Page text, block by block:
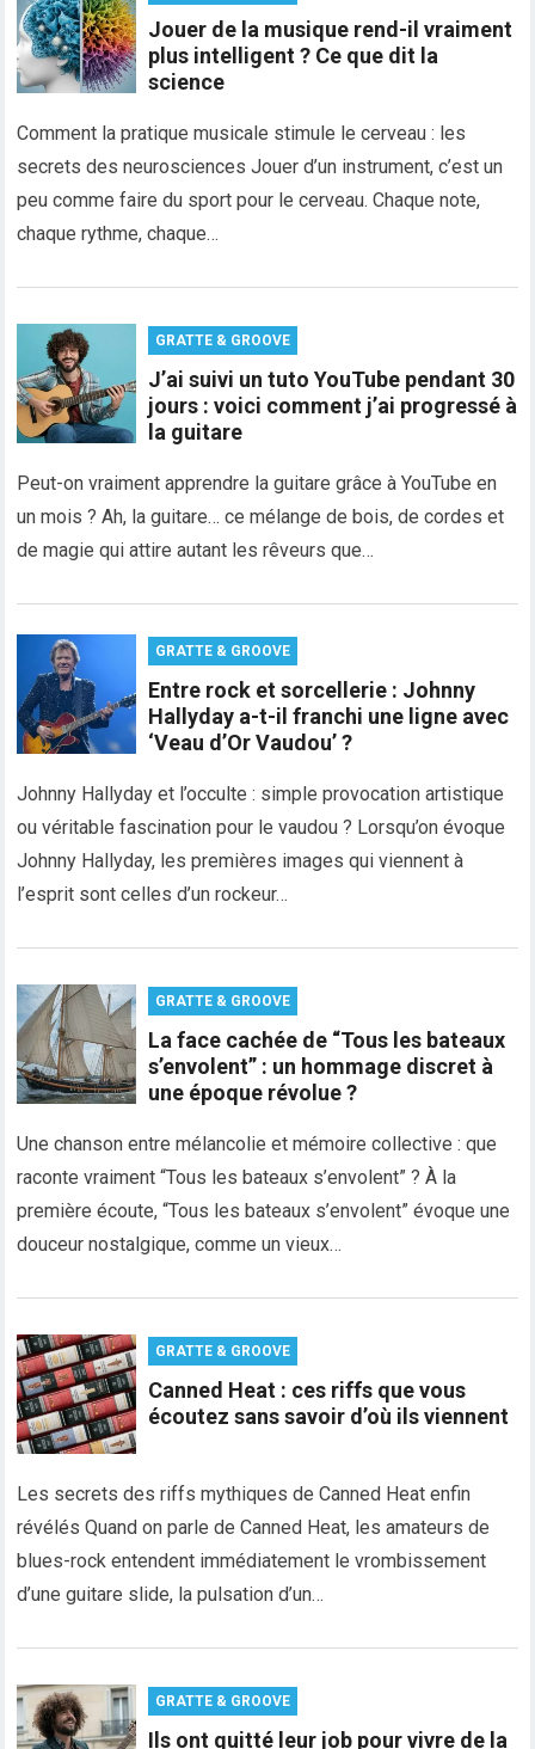
Jouer de la musique rend-il vraiment
plus intelligent ? Ce que dit la
science
Comment la pratique musicale stimule le cerveau : les
secrets des neurosciences Jouer d’un instrument, c’est un
peu comme faire du sport pour le cerveau. Chaque note,
chaque rythme, chaque…
GRATTE & GROOVE
J’ai suivi un tuto YouTube pendant 30
jours : voici comment j’ai progressé à
la guitare
Peut-on vraiment apprendre la guitare grâce à YouTube en
un mois ? Ah, la guitare… ce mélange de bois, de cordes et
de magie qui attire autant les rêveurs que…
GRATTE & GROOVE
Entre rock et sorcellerie : Johnny
Hallyday a-t-il franchi une ligne avec
‘Veau d’Or Vaudou’ ?
Johnny Hallyday et l’occulte : simple provocation artistique
ou véritable fascination pour le vaudou ? Lorsqu’on évoque
Johnny Hallyday, les premières images qui viennent à
l’esprit sont celles d’un rockeur…
GRATTE & GROOVE
La face cachée de “Tous les bateaux
s’envolent” : un hommage discret à
une époque révolue ?
Une chanson entre mélancolie et mémoire collective : que
raconte vraiment “Tous les bateaux s’envolent” ? À la
première écoute, “Tous les bateaux s’envolent” évoque une
douceur nostalgique, comme un vieux…
GRATTE & GROOVE
Canned Heat : ces riffs que vous
écoutez sans savoir d’où ils viennent
Les secrets des riffs mythiques de Canned Heat enfin
révélés Quand on parle de Canned Heat, les amateurs de
blues-rock entendent immédiatement le vrombissement
d’une guitare slide, la pulsation d’un…
GRATTE & GROOVE
Ils ont quitté leur job pour vivre de la